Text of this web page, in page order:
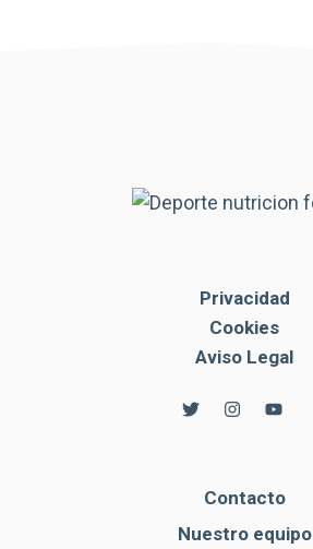
Privacidad
Cookies
Aviso Legal
Contacto
Nuestro equipo